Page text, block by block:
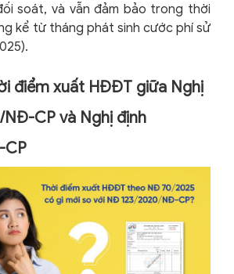
soát, và vẫn đảm bảo trong thời
kể từ tháng phát sinh cước phí sử
điểm xuất HĐĐT giữa Nghị
CP và Nghị định
CP